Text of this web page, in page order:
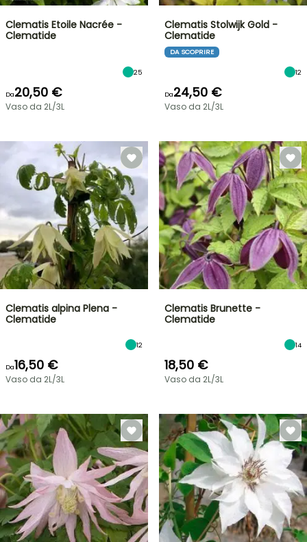
Clematis Etoile Nacrée -
Clematide
25
Da20,50 €
Vaso da 2L/3L
Clematis Stolwijk Gold -
Clematide
DA SCOPRIRE
12
Da24,50 €
Vaso da 2L/3L
Clematis alpina Plena -
Clematide
12
Da16,50 €
Vaso da 2L/3L
Clematis Brunette -
Clematide
14
18,50 €
Vaso da 2L/3L